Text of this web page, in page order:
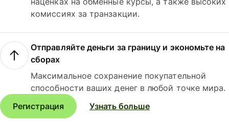
комиссиях за транзакции.
Отправляйте деньги за границу и экономьте на
сборах
Максимальное сохранение покупательной
способности ваших денег в любой точке мира.
Регистрация
Узнать больше